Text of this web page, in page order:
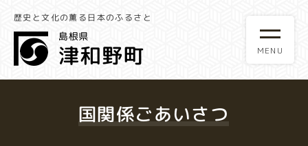
歴史と文化の薫る日本のふるさと
国関係ごあいさつ